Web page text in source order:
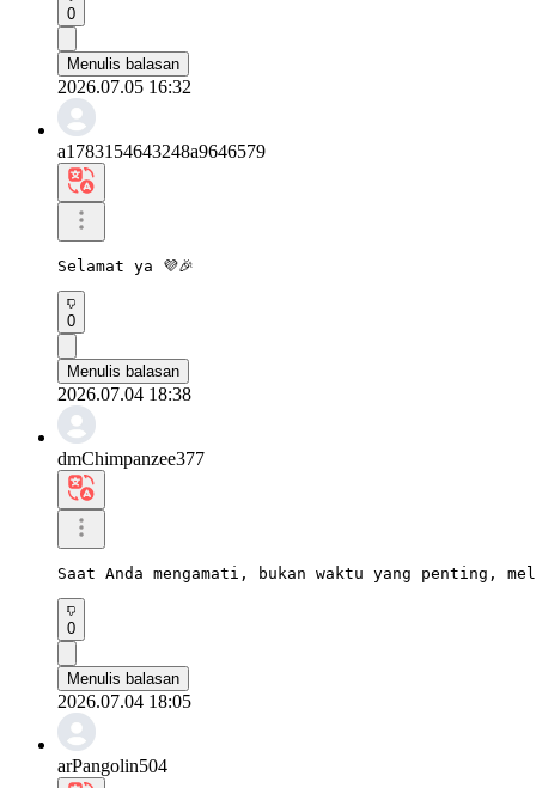
0
Menulis balasan
2026.07.05 16:32
a1783154643248a9646579
Selamat ya 💜🎉
0
Menulis balasan
2026.07.04 18:38
dmChimpanzee377
Saat Anda mengamati, bukan waktu yang penting,
0
Menulis balasan
2026.07.04 18:05
arPangolin504